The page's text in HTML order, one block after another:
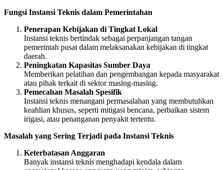
Fungsi Instansi Teknis dalam Pemerintahan
Penerapan Kebijakan di Tingkat Lokal
Instansi teknis bertindak sebagai perpanjangan tangan
pemerintah pusat dalam melaksanakan kebijakan di tingkat
daerah.
Peningkatan Kapasitas Sumber Daya
Memberikan pelatihan dan pengembangan kepada masyarakat
atau pihak terkait di sektor masing-masing.
Pemecahan Masalah Spesifik
Instansi teknis menangani permasalahan yang membutuhkan
keahlian khusus, seperti mitigasi bencana, perbaikan sistem
irigasi, atau penanganan penyakit tertentu.
Masalah yang Sering Terjadi pada Instansi Teknis
Keterbatasan Anggaran
Banyak instansi teknis menghadapi kendala dalam